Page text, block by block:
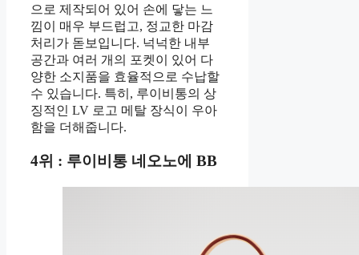
으로 제작되어 있어 손에 닿는 느
낌이 매우 부드럽고, 정교한 마감
처리가 돋보입니다. 넉넉한 내부
공간과 여러 개의 포켓이 있어 다
양한 소지품을 효율적으로 수납할
수 있습니다. 특히, 루이비통의 상
징적인 LV 로고 메탈 장식이 우아
함을 더해줍니다.
4위 : 루이비통 네오노에 BB